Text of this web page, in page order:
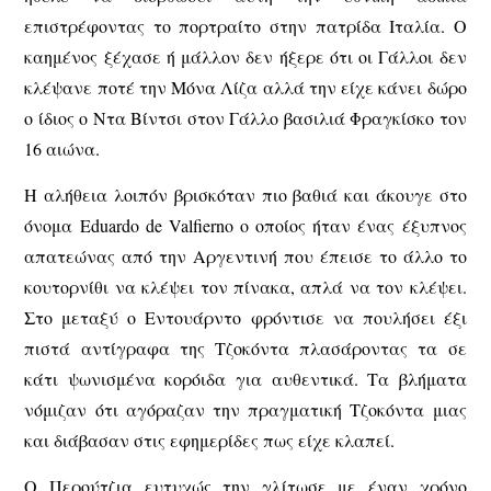
επιστρέφοντας το πορτραίτο στην πατρίδα Ιταλία. Ο
καημένος ξέχασε ή μάλλον δεν ήξερε ότι οι Γάλλοι δεν
κλέψανε ποτέ την Μόνα Λίζα αλλά την είχε κάνει δώρο
ο ίδιος ο Ντα Βίντσι στον Γάλλο βασιλιά Φραγκίσκο τον
16 αιώνα.
Η αλήθεια λοιπόν βρισκόταν πιο βαθιά και άκουγε στο
όνομα Eduardo de Valfierno ο οποίος ήταν ένας έξυπνος
απατεώνας από την Αργεντινή που έπεισε το άλλο το
κουτορνίθι να κλέψει τον πίνακα, απλά να τον κλέψει.
Στο μεταξύ ο Εντουάρντο φρόντισε να πουλήσει έξι
πιστά αντίγραφα της Τζοκόντα πλασάροντας τα σε
κάτι ψωνισμένα κορόιδα για αυθεντικά. Τα βλήματα
νόμιζαν ότι αγόραζαν την πραγματική Τζοκόντα μιας
και διάβασαν στις εφημερίδες πως είχε κλαπεί.